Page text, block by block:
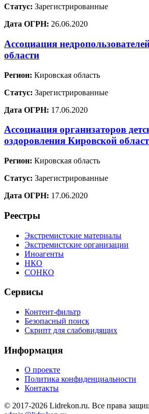
Статус: Зарегистрированные
Дата ОГРН: 26.06.2020
Ассоциация
области
Регион: Кировская область
Статус: Зарегистрированные
Дата ОГРН: 17.06.2020
Ассоциация организаторов
оздоровления Кировской
Регион: Кировская область
Статус: Зарегистрированные
Дата ОГРН: 17.06.2020
Реестры
Экстремистские материалы
Экстремистские организации
Иноагенты
НКО
СОНКО
Сервисы
Контент-фильтр
Безопасный поиск
Скрипт для слабовидящих
Информация
О проекте
Политика конфиденциальности
Контакты
© 2017-2026 Lidrekon.ru. Все права